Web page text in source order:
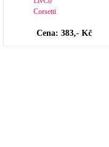
Cena: 383,- Kč